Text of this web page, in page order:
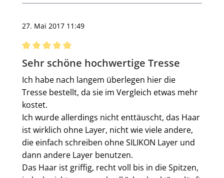
27. Mai 2017 11:49
Bewertung mit 5 von 5 Sternen
Sehr schöne hochwertige Tresse
Ich habe nach langem überlegen hier die
Tresse bestellt, da sie im Vergleich etwas mehr
kostet.
Ich wurde allerdings nicht enttäuscht, das Haar
ist wirklich ohne Layer, nicht wie viele andere,
die einfach schreiben ohne SILIKON Layer und
dann andere Layer benutzen.
Das Haar ist griffig, recht voll bis in die Spitzen,